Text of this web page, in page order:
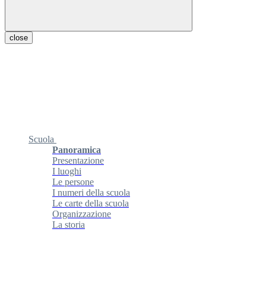
close
Scuola
Panoramica
Presentazione
I luoghi
Le persone
I numeri della scuola
Le carte della scuola
Organizzazione
La storia